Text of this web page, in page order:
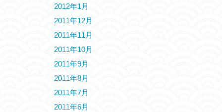
2012年1月
2011年12月
2011年11月
2011年10月
2011年9月
2011年8月
2011年7月
2011年6月